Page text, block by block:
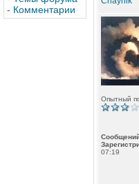
- Комментарии
Опытный
07:19